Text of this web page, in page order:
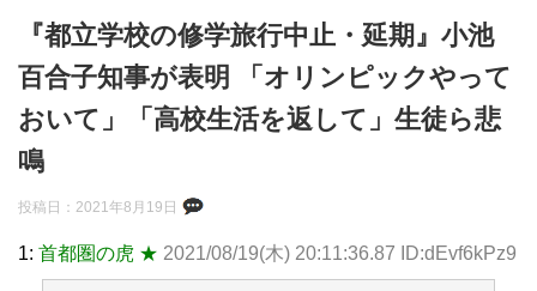
『都立学校の修学旅行中止・延期』小池
百合子知事が表明 「オリンピックやって
おいて」「高校生活を返して」生徒ら悲
鳴
投稿日： 2021年8月19日
1: 首都圏の虎 ★ 2021/08/19(木) 20:11:36.87 ID:dEvf6kPz9